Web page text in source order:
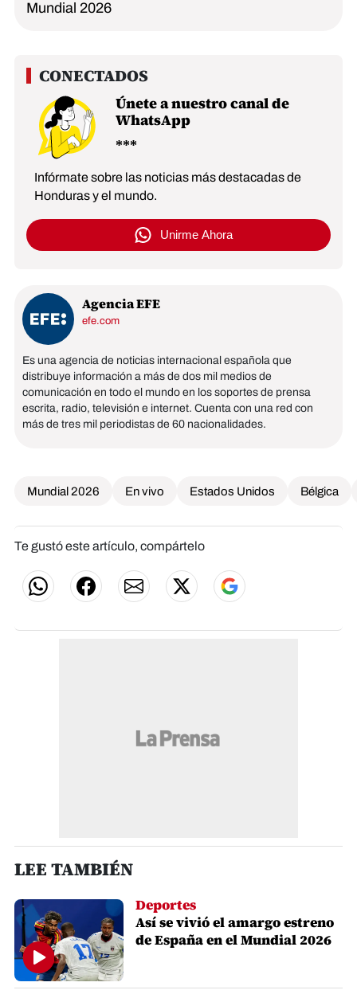
Mundial 2026
Únete a nuestro canal de
WhatsApp
Infórmate sobre las noticias más destacadas de
Honduras y el mundo.
Unirme Ahora
Agencia EFE
efe.com
Es una agencia de noticias internacional española que
distribuye información a más de dos mil medios de
comunicación en todo el mundo en los soportes de prensa
escrita, radio, televisión e internet. Cuenta con una red con
más de tres mil periodistas de 60 nacionalidades.
Mundial 2026 En vivo Estados Unidos Bélgica
Te gustó este artículo, compártelo
LEE TAMBIÉN
Deportes
Así se vivió el amargo estreno
de España en el Mundial 2026